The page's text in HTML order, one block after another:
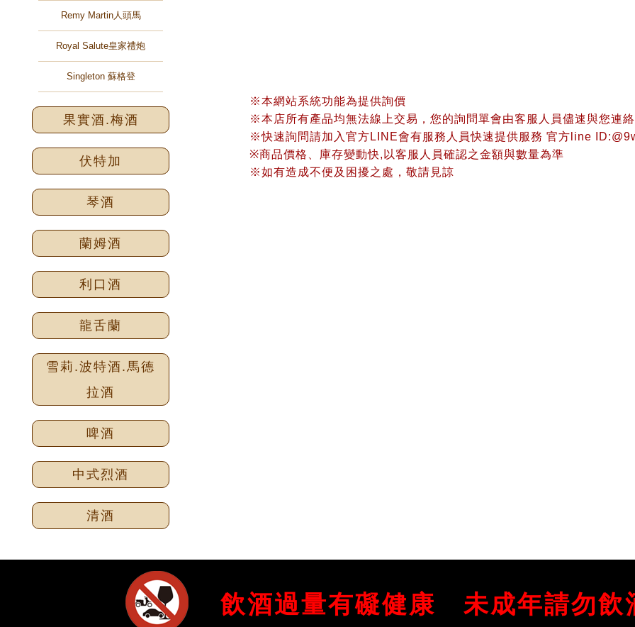
Remy Martin人頭馬
Royal Salute皇家禮炮
Singleton 蘇格登
果實酒.梅酒
伏特加
琴酒
蘭姆酒
利口酒
龍舌蘭
雪莉.波特酒.馬德
拉酒
啤酒
中式烈酒
清酒
※本網站系統功能為提供詢價
※本店所有產品均無法線上交易，您的詢問單會由客服人員儘速與您連絡
※快速詢問請加入官方LINE會有服務人員快速提供服務 官方line
※商品價格、庫存變動快,以客服人員確認之金額與數量為準
※如有造成不便及困擾之處，敬請見諒
飲酒過量有礙健康 未成年請勿